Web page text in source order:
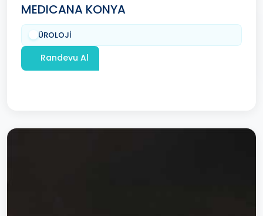
MEDICANA KONYA
ÜROLOJİ
Randevu Al